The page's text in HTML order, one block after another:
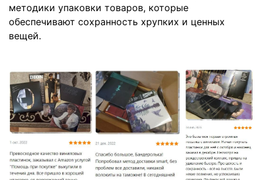
методики упаковки товаров, которые
обеспечивают сохранность хрупких и ценных
вещей.